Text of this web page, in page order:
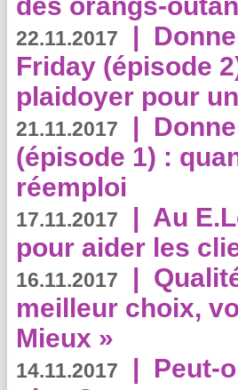
22.11.2017 |
Friday (épisode
plaidoyer pour
21.11.2017 |
(épisode 1) :
réemploi
17.11.2017 | Au
pour aider les
16.11.2017 |
meilleur choix,
Mieux »
14.11.2017 | Peut-